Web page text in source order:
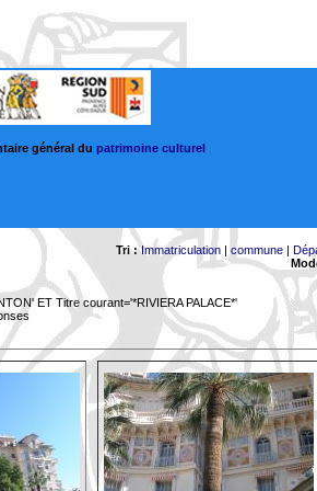
général du patrimoine culturel
Tri : Immatriculation |commune |
ET Titre courant='*RIVIERA PALACE*'